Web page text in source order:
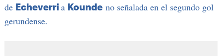
de Echeverri a Koundeno señalada en el segundo gol
gerundense.